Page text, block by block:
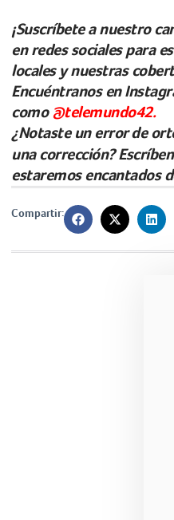
¡Suscríbete a nuestro
en redes sociales para
locales y nuestras
Encuéntranos en
como@telemundo42.
¿Notaste un error de
una corrección?
estaremos encantados
Compartir: